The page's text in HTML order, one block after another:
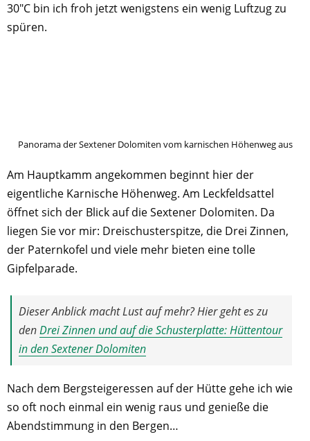
30″C bin ich froh jetzt wenigstens ein wenig Luftzug zu
spüren.
Panorama der Sextener Dolomiten vom karnischen Höhenweg aus
Am Hauptkamm angekommen beginnt hier der
eigentliche Karnische Höhenweg. Am Leckfeldsattel
öffnet sich der Blick auf die Sextener Dolomiten. Da
liegen Sie vor mir: Dreischusterspitze, die Drei Zinnen,
der Paternkofel und viele mehr bieten eine tolle
Gipfelparade.
Dieser Anblick macht Lust auf mehr? Hier geht es zu
denDrei Zinnen und auf die Schusterplatte: Hüttentour
in den Sextener Dolomiten
Nach dem Bergsteigeressen auf der Hütte gehe ich wie
so oft noch einmal ein wenig raus und genieße die
Abendstimmung in den Bergen…